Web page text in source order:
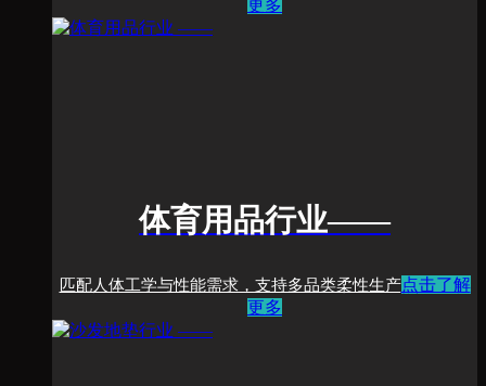
更多
体育用品行业——
匹配人体工学与性能需求，支持多品类柔性生产点击了解
更多